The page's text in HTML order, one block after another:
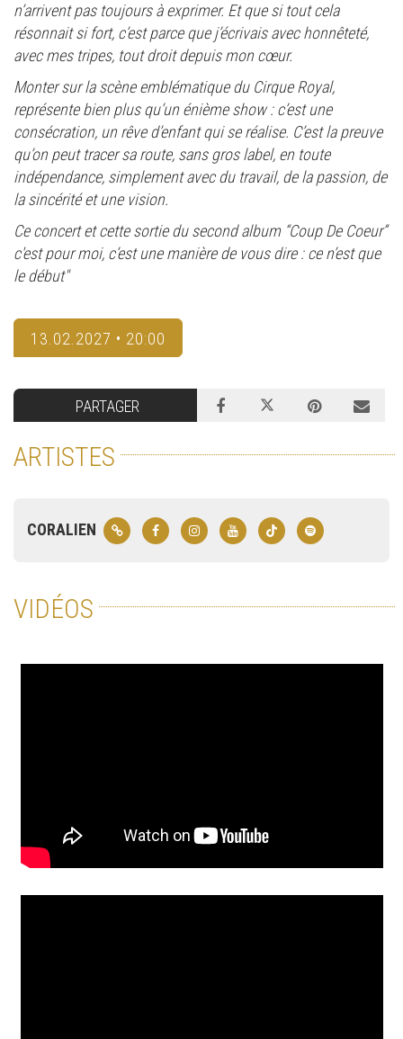
n’arrivent pas toujours à exprimer. Et que si tout cela
résonnait si fort, c’est parce que j’écrivais avec honnêteté,
avec mes tripes, tout droit depuis mon cœur.
Monter sur la scène emblématique du Cirque Royal,
représente bien plus qu’un énième show : c’est une
consécration, un rêve d’enfant qui se réalise. C’est la preuve
qu’on peut tracer sa route, sans gros label, en toute
indépendance, simplement avec du travail, de la passion, de
la sincérité et une vision.
Ce concert et cette sortie du second album “Coup De Coeur”
c'est pour moi, c’est une manière de vous dire : ce n’est que
le début"
13.02.2027 • 20:00
PARTAGER
ARTISTES
CORALIEN
VIDÉOS